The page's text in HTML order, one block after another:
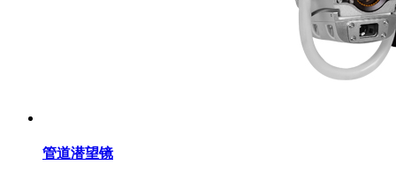
管道潜望镜